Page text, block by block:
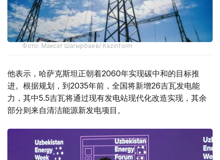
Фото: Максат Шагырбаев/ Kazinform
他表示，哈萨克斯坦正朝着2060年实现碳中和的目标推
进。根据规划，到2035年前，全国将新增26吉瓦发电能
力，其中5.5吉瓦将通过现有发电站现代化改造实现，其余
部分则来自清洁能源新发电项目。